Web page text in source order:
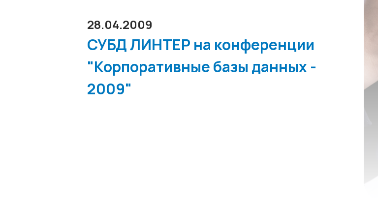
28.04.2009
СУБД ЛИНТЕР на конференции
"Корпоративные базы данных -
2009"